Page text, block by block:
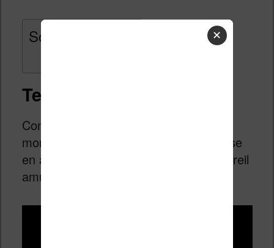
Sommaire
Test vidéo
Comme d’habitude, vous trouverez ici
mon test en vidéo pour voir cette liseuse
en action. Compte tenu du type d’appareil
amusant le ton est assez décontracté :
✕